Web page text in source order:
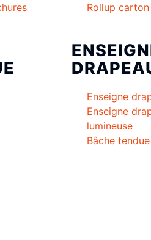
Rollup carton
Enseigne
Enseigne
lumineuse
Bâche tendue